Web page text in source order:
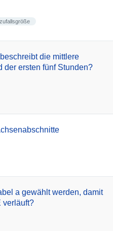
zufallsgröße
die mittlere
der ersten fünf Stunden?
a gewählt werden, damit
verläuft?